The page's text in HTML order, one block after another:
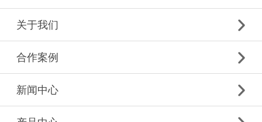
关于我们
合作案例
新闻中心